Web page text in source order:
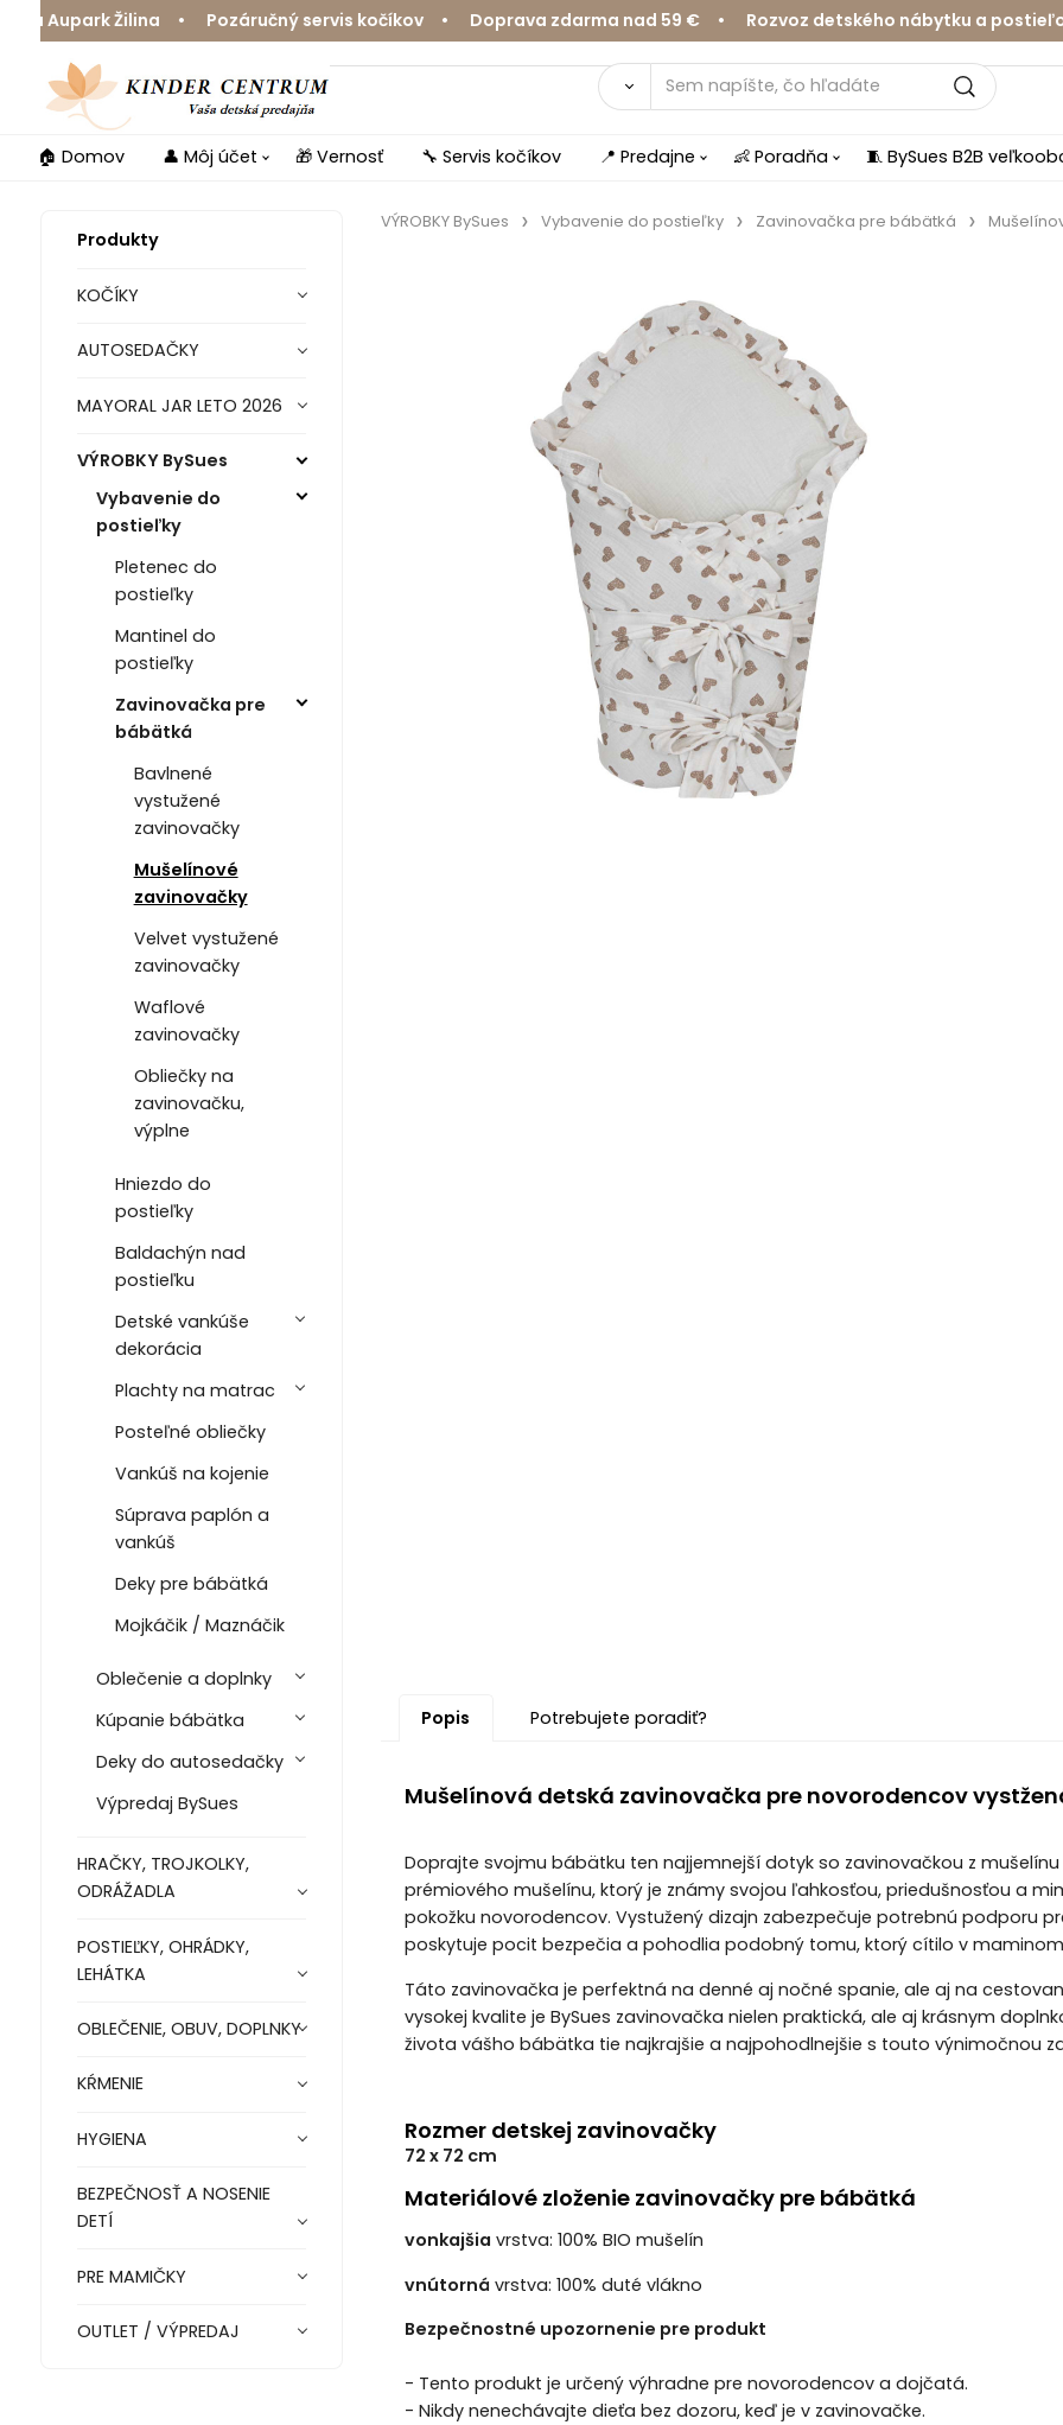
Aupark Žilina • Pozáručný servis kočíkov • Doprava zdarma nad 59 € • Rozvoz detského nábytku a postieľok v
🏠 Domov 👤 Môj účet 🎁 Vernosť 🔧 Servis kočíkov 📍 Predajne 👶 Poradňa 🧵 BySues B2B
Produkty
KOČÍKY
AUTOSEDAČKY
MAYORAL JAR LETO 2026
VÝROBKY BySues
Vybavenie do
postieľky
Pletenec do
postieľky
Mantinel do
postieľky
Zavinovačka pre
bábätká
Bavlnené
vystužené
zavinovačky
Mušelínové
zavinovačky
Velvet vystužené
zavinovačky
Waflové
zavinovačky
Obliečky na
zavinovačku,
výplne
Hniezdo do
postieľky
Baldachýn nad
postieľku
Detské vankúše
dekorácia
Plachty na matrac
Posteľné obliečky
Vankúš na kojenie
Súprava paplón a
vankúš
Deky pre bábätká
Mojkáčik / Maznáčik
Oblečenie a doplnky
Kúpanie bábätka
Deky do autosedačky
Výpredaj BySues
HRAČKY, TROJKOLKY,
ODRÁŽADLA
POSTIEĽKY, OHRÁDKY,
LEHÁTKA
OBLEČENIE, OBUV, DOPLNKY
KŔMENIE
HYGIENA
BEZPEČNOSŤ A NOSENIE
DETÍ
PRE MAMIČKY
OUTLET / VÝPREDAJ
VÝROBKY BySues Vybavenie do postieľky Zavinovačka pre bábätká
Popis Potrebujete poradiť?
Mušelínová detská zavinovačka pre novorodencov
Doprajte svojmu bábätku ten najjemnejší dotyk so zavinovačkou z
prémiového mušelínu, ktorý je známy svojou ľahkosťou, priedušnosťou a
pokožku novorodencov. Vystužený dizajn zabezpečuje potrebnú podporu
poskytuje pocit bezpečia a pohodlia podobný tomu, ktorý cítilo v
Táto zavinovačka je perfektná na denné aj nočné spanie, ale aj na
vysokej kvalite je BySues zavinovačka nielen praktická, ale aj krásnym
života vášho bábätka tie najkrajšie a najpohodlnejšie s touto výnimočnou
Rozmer detskej zavinovačky
72 x 72 cm
Materiálové zloženie zavinovačky pre bábätká
vonkajšia vrstva: 100% BIO mušelín
vnútorná vrstva: 100% duté vlákno
Bezpečnostné upozornenie pre produkt
- Tento produkt je určený výhradne pre novorodencov a dojčatá.
- Nikdy nenechávajte dieťa bez dozoru, keď je v zavinovačke.